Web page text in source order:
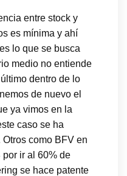
entre stock y
es mínima y ahí
lo que se busca
medio no entiende
dentro de lo
de nuevo el
ya vimos en la
caso se ha
como BFV en
por ir al 60% de
se hace patente